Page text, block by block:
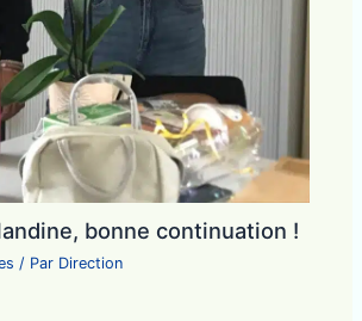
bonne continuation !
/ Par Direction